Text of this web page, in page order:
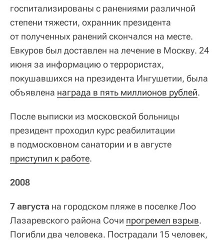
госпитализированы с ранениями различной
степени тяжести, охранник президента
от полученных ранений скончался на месте.
Евкуров был доставлен на лечение в Москву. 24
июня за информацию о террористах,
покушавшихся на президента Ингушетии, была
объявлена награда в пять миллионов рублей.
После выписки из московской больницы
президент проходил курс реабилитации
в подмосковном санатории и в августе
приступил к работе.
2008
7 августа на городском пляже в поселке Лоо
Лазаревского района Сочи прогремел взрыв.
Погибли два человека. Пострадали 15 человек,